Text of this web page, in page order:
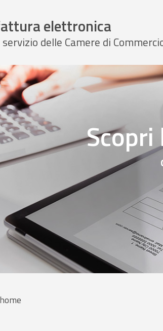
elettronica
servizio delle Camere di